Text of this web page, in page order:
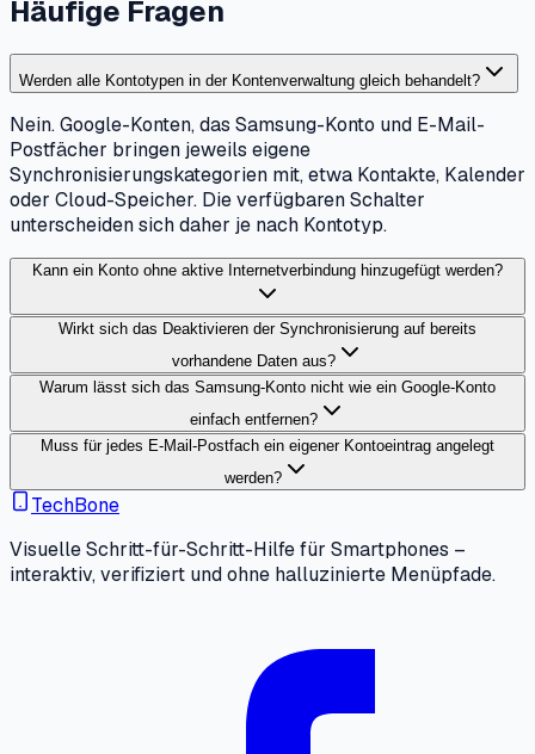
Häufige Fragen
Werden alle Kontotypen in der Kontenverwaltung gleich behandelt?
Nein. Google-Konten, das Samsung-Konto und E-Mail-
Postfächer bringen jeweils eigene
Synchronisierungskategorien mit, etwa Kontakte, Kalender
oder Cloud-Speicher. Die verfügbaren Schalter
unterscheiden sich daher je nach Kontotyp.
Kann ein Konto ohne aktive Internetverbindung hinzugefügt werden?
Wirkt sich das Deaktivieren der Synchronisierung auf bereits
vorhandene Daten aus?
Warum lässt sich das Samsung-Konto nicht wie ein Google-Konto
einfach entfernen?
Muss für jedes E-Mail-Postfach ein eigener Kontoeintrag angelegt
werden?
TechBone
Visuelle Schritt-für-Schritt-Hilfe für Smartphones –
interaktiv, verifiziert und ohne halluzinierte Menüpfade.